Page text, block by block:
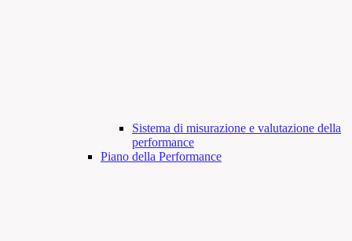
Sistema di misurazione e valutazione della
performance
Piano della Performance